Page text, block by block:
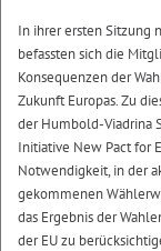
In ihrer ersten Sitzung
befassten sich die
Konsequenzen der
Zukunft Europas. Zu
der Humbold-Viadrina
Initiative New Pact for
Notwendigkeit, in der
gekommenen
das Ergebnis der
der EU zu